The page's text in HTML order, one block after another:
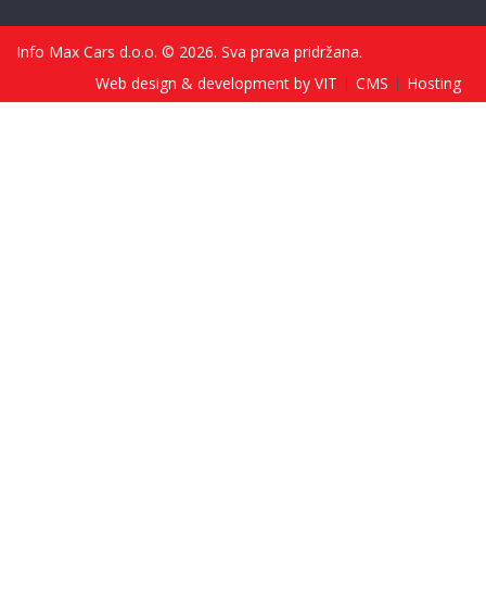
Info Max Cars d.o.o. © 2026. Sva prava pridržana.
Web design & development by VIT
CMS Hosting